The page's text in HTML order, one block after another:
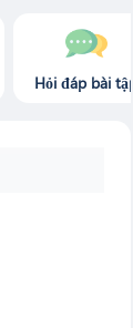
Hỏi đáp bài tập